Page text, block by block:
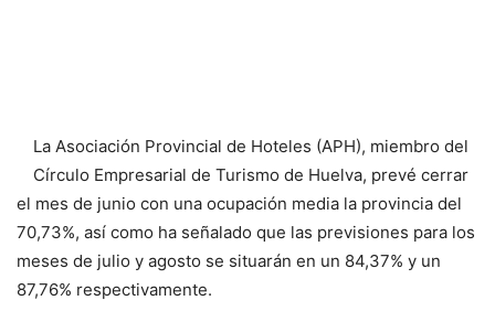
La Asociación Provincial de Hoteles (APH), miembro del
Círculo Empresarial de Turismo de Huelva, prevé cerrar
el mes de junio con una ocupación media la provincia del
70,73%, así como ha señalado que las previsiones para los
meses de julio y agosto se situarán en un 84,37% y un
87,76% respectivamente.